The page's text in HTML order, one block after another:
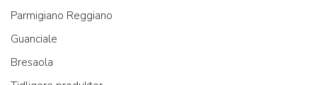
Parmigiano Reggiano
Guanciale
Bresaola